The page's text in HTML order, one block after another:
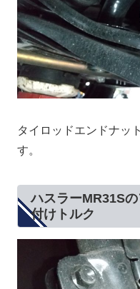
タイロッドエンドナッ
す。
ハスラーMR31S
付けトルク